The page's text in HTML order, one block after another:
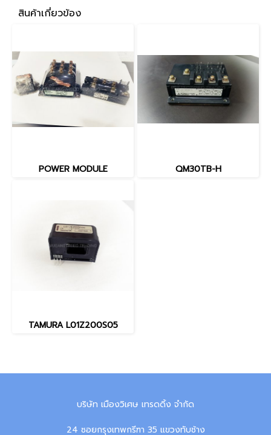
สินค้าเกี่ยวข้อง
POWER MODULE QM30TB-H
TAMURA L01Z200S05
บริษัท เมืองวิเศษ เทรดดิ้ง จำกัด
24 ซอยกรุงเทพกรีฑา 35 แขวงทับช้าง